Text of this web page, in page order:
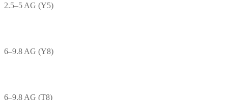
2.5–5 AG (Y5)
6–9.8 AG (Y8)
6–9.8 AG (T8)